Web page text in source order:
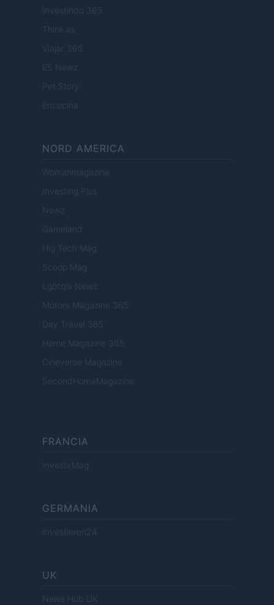
Investindo 365
Think.es
Viajar 365
ES Newz
Pet Story
Encocina
NORD AMERICA
Womanmagazine
Investing Plus
Newz
Gameland
Hig Tech Mag
Scoop Mag
Lgbtqia News
Motors Magazine 365
Day Travel 365
Home Magazine 365
Cineverse Magazine
SecondHomeMagazine
FRANCIA
InvestirMag
GERMANIA
Investieren24
UK
News Hub UK